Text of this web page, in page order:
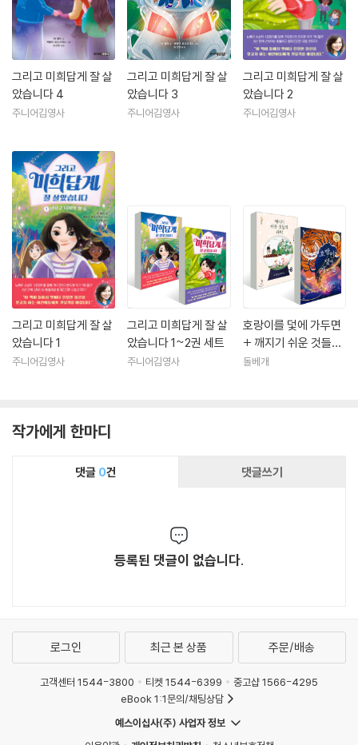
그리고 미희답게 잘 살
았습니다 4
주니어김영사
그리고 미희답게 잘 살
았습니다 3
주니어김영사
그리고 미희답게 잘 살
았습니다 2
주니어김영사
그리고 미희답게 잘 살
았습니다 1
주니어김영사
그리고 미희답게 잘 살
았습니다 1~2권 세트
주니어김영사
호랑이를 덫에 가두면
+ 깨지기 쉬운 것들의
과학 세트
돌베개
작가에게 한마디
댓글 0건 댓글쓰기
등록된 댓글이 없습니다.
로그인 최근 본 상품 주문/배송
고객센터 1544-3800 티켓 1544-6399
중고샵 1566-4295
eBook 1:1문의/채팅상담
예스이십사(주) 사업자 정보